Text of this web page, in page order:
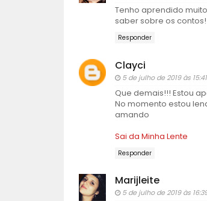
Tenho aprendido
saber sobre os contos!
Responder
Clayci
5 de julho de 2019 às 15:41
Que demais!!! Estou
No momento estou
amando
Sai da Minha Lente
Responder
Marijleite
5 de julho de 2019 às